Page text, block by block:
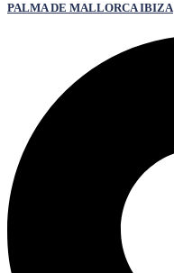
PALMA DE MALLORCA IBIZA